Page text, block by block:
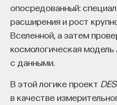
опосредованный:
расширения и рост
Вселенной, а затем
космологическая
с данными.
В этой логике проект
в качестве
Непрозрачные
компаниях усложняют
трудоустройства​;
Стереотипы не
конкурировать на
Что такое Naukka